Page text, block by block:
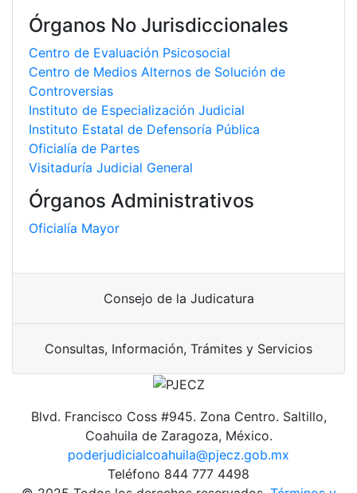
Órganos No Jurisdiccionales
Centro de Evaluación Psicosocial
Centro de Medios Alternos de Solución de
Controversias
Instituto de Especialización Judicial
Instituto Estatal de Defensoría Pública
Oficialía de Partes
Visitaduría Judicial General
Órganos Administrativos
Oficialía Mayor
Consejo de la Judicatura
Consultas, Información, Trámites y Servicios
Blvd. Francisco Coss #945. Zona Centro. Saltillo,
Coahuila de Zaragoza, México.
poderjudicialcoahuila@pjecz.gob.mx
Teléfono 844 777 4498